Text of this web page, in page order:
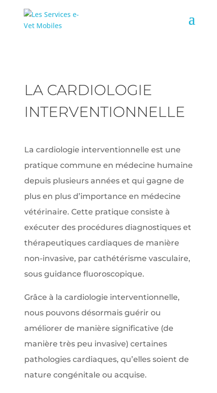
LA CARDIOLOGIE
INTERVENTIONNELLE
La cardiologie interventionnelle est une
pratique commune en médecine humaine
depuis plusieurs années et qui gagne de
plus en plus d’importance en médecine
vétérinaire. Cette pratique consiste à
exécuter des procédures diagnostiques et
thérapeutiques cardiaques de manière
non-invasive, par cathétérisme vasculaire,
sous guidance fluoroscopique.
Grâce à la cardiologie interventionnelle,
nous pouvons désormais guérir ou
améliorer de manière significative (de
manière très peu invasive) certaines
pathologies cardiaques, qu’elles soient de
nature congénitale ou acquise.